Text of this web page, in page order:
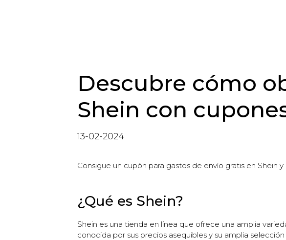
Descubre cómo
Shein con
13-02-2024
Consigue un cupón para gastos de envío gratis en Shein
¿Qué es Shein?
Shein es una tienda en línea que ofrece una amplia
conocida por sus precios asequibles y su amplia